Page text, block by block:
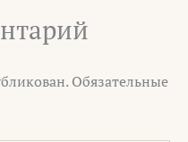
Обязательные